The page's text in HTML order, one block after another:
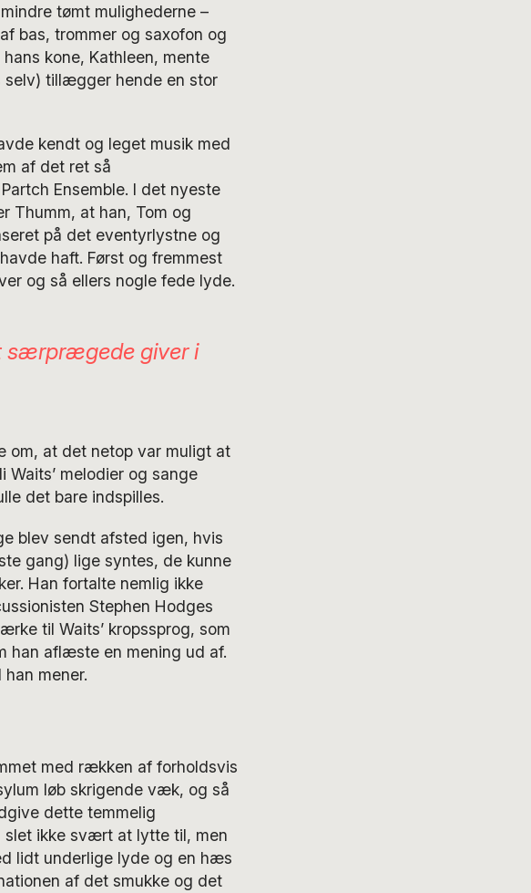
tømt mulighederne –
bas, trommer og saxofon og
kone, Kathleen, mente
selv) tillægger hende en stor
kendt og leget musik med
af det ret så
Ensemble. I det nyeste
Thumm, at han, Tom og
på det eventyrlystne og
haft. Først og fremmest
og så ellers nogle fede lyde.
særprægede giver i
om, at det netop var muligt at
melodier og sange
det bare indspilles.
blev sendt afsted igen, hvis
gang) lige syntes, de kunne
Han fortalte nemlig ikke
Stephen Hodges
til Waits’ kropssprog, som
han aflæste en mening ud af.
mener.
med rækken af forholdsvis
løb skrigende væk, og så
dette temmelig
slet ikke svært at lytte til, men
lidt underlige lyde og en hæs
af det smukke og det